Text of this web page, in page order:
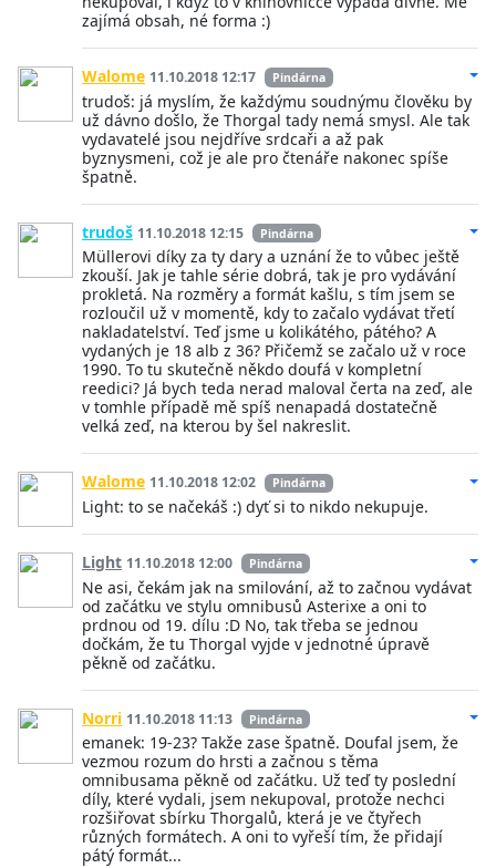
zajímá obsah, né forma :)
Walome 11.10.2018 12:17 Pindárna
trudoš: já myslím, že každýmu soudnýmu člověku by
už dávno došlo, že Thorgal tady nemá smysl. Ale tak
vydavatelé jsou nejdříve srdcaři a až pak
byznysmeni, což je ale pro čtenáře nakonec spíše
špatně.
trudoš 11.10.2018 12:15 Pindárna
Müllerovi díky za ty dary a uznání že to vůbec ještě
zkouší. Jak je tahle série dobrá, tak je pro vydávání
prokletá. Na rozměry a formát kašlu, s tím jsem se
rozloučil už v momentě, kdy to začalo vydávat třetí
nakladatelství. Teď jsme u kolikátého, pátého? A
vydaných je 18 alb z 36? Přičemž se začalo už v roce
1990. To tu skutečně někdo doufá v kompletní
reedici? Já bych teda nerad maloval čerta na zeď, ale
v tomhle případě mě spíš nenapadá dostatečně
velká zeď, na kterou by šel nakreslit.
Walome 11.10.2018 12:02 Pindárna
Light: to se načekáš :) dyť si to nikdo nekupuje.
Light 11.10.2018 12:00 Pindárna
Ne asi, čekám jak na smilování, až to začnou vydávat
od začátku ve stylu omnibusů Asterixe a oni to
prdnou od 19. dílu :D No, tak třeba se jednou
dočkám, že tu Thorgal vyjde v jednotné úpravě
pěkně od začátku.
Norri 11.10.2018 11:13 Pindárna
emanek: 19-23? Takže zase špatně. Doufal jsem, že
vezmou rozum do hrsti a začnou s těma
omnibusama pěkně od začátku. Už teď ty poslední
díly, které vydali, jsem nekupoval, protože nechci
rozšiřovat sbírku Thorgalů, která je ve čtyřech
různých formátech. A oni to vyřeší tím, že přidají
pátý formát...